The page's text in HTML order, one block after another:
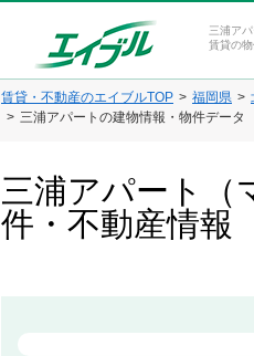
三浦ア
賃貸の
賃貸・不動産のエイブルTOP 福岡県
三浦アパートの建物情報・物件データ
三浦アパート（
件・不動産情報